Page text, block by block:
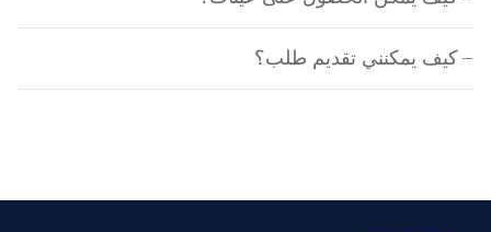
كيف يمكنني تقديم طلب؟